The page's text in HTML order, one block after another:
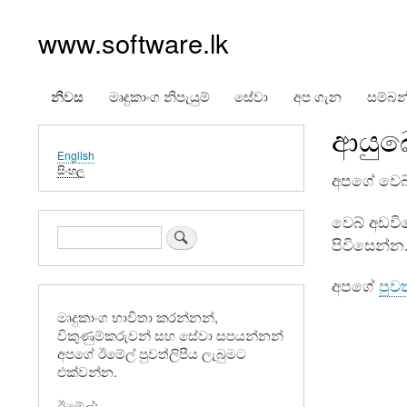
www.software.lk
නිවස මෘදුකාංග නිපැයුම් සේවා අප ගැන
අපගේ
වෙබ්
පිවිසෙන්න.
අපගේ
English
සිංහල
සොයන්න
මෘදුකාංග භාවිතා කරන්නන්,
විකුණුම්කරුවන් සහ සේවා සපයන්නන්
අපගේ ඊමේල් පුවත්ලිපිය ලැබුමට
එක්වන්න.